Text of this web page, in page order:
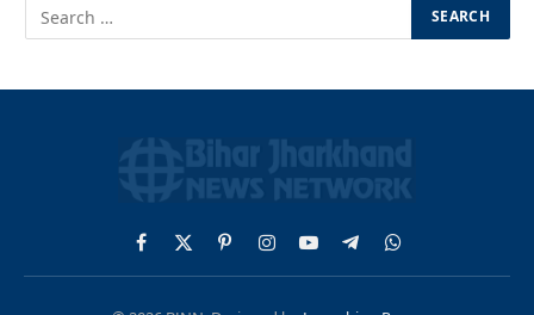
Facebook
X
(Twitter)
PinterestInstagram
YouTubeTelegramWhatsApp